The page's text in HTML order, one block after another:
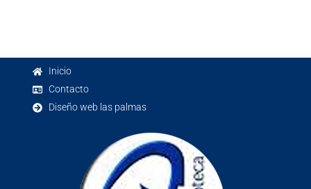
Inicio
Contacto
Diseño web las palmas